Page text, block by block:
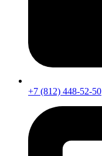
+7 (812) 448-52-50